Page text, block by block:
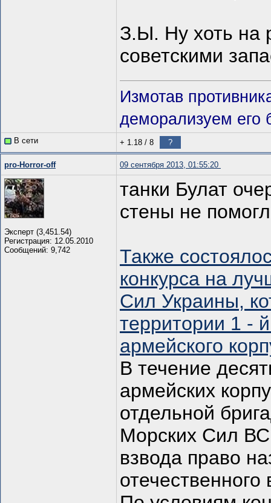
З.Ы. Ну хоть на
советскими
Измотав
деморализуем его
В сети + 1.18 / 8 ?
pro-Horror-off 09 сентября 2013, 01:55:20
Эксперт (3,451.54)
Регистрация: 12.05.2010
Сообщений: 9,742
танки Булат
стены не
Также
конкурса на
Сил Украины,
территории 1 -
армейского
В течение
армейских
отдельной
Морских Сил ВС
взвода право
отечественного